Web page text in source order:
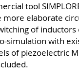
tool
more elaborate
of inductors
simulation with
of piezoelectric